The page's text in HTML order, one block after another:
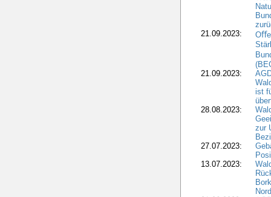
21.09.2023:
21.09.2023:
ist
28.08.2023:
zur
27.07.2023:
13.07.2023: